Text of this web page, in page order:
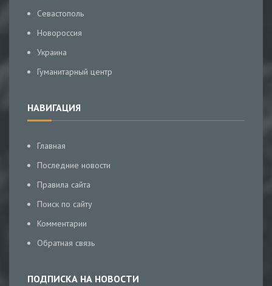
Севастополь
Новороссия
Украина
Гуманитарный центр
НАВИГАЦИЯ
Главная
Последние новости
Правила сайта
Поиск по сайту
Комментарии
Обратная связь
ПОДПИСКА НА НОВОСТИ